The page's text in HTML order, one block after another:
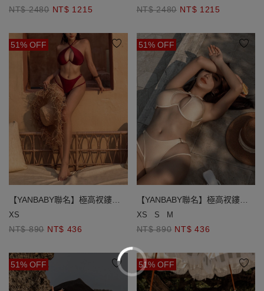
NT$ 2480 NT$ 1215 NT$ 2480 NT$ 1215
51% OFF
【YANBABY聯名】極高衩鏤空
雙線美臀泳褲
XS
NT$ 890 NT$ 436
51% OFF
【YANBABY聯名】極高衩鏤空
雙線美臀泳褲
XS S M
NT$ 890 NT$ 436
51% OFF 51% OFF